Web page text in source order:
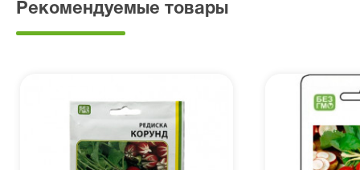
Рекомендуемые товары